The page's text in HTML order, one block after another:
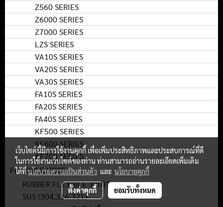
Z560 SERIES
Z6000 SERIES
Z7000 SERIES
LZS SERIES
VA10S SERIES
VA20S SERIES
VA30S SERIES
FA10S SERIES
FA20S SERIES
FA40S SERIES
KF500 SERIES
KF600 SERIES
KF700 SERIES
FLEXIBLE HOSE
RUBBER FLEXIBLE JOINT
SUS (304,316,321)
เว็บไซต์นี้มีการใช้งานคุกกี้ เพื่อเพิ่มประสิทธิภาพและประสบการณ์ที่ดี
ในการใช้งานเว็บไซต์ของท่าน ท่านสามารถอ่านรายละเอียดเพิ่มเติม
ได้ที่นโยบายความเป็นส่วนตัว และ นโยบายคุกกี้
ตั้งค่าคุกกี้ ยอมรับทั้งหมด